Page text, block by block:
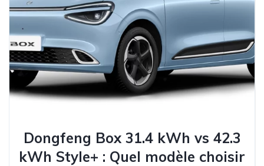
Dongfeng Box 31.4 kWh vs 42.3
kWh Style+ : Quel modèle choisir